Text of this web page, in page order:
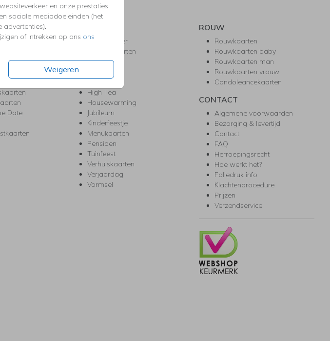
en onze prestaties
sociale mediadoeleinden (het
advertenties).
of intrekken op ons ons
Weigeren
Date
Babyshower
Bedankkaarten
Communie
High Tea
Housewarming
Jubileum
Kinderfeestje
Menukaarten
Pensioen
Tuinfeest
Verhuiskaarten
Verjaardag
Vormsel
ROUW
Rouwkaarten
Rouwkaarten baby
Rouwkaarten man
Rouwkaarten vrouw
Condoleancekaarten
CONTACT
Algemene voorwaarden
Bezorging & levertijd
Contact
FAQ
Herroepingsrecht
Hoe werkt het?
Foliedruk info
Klachtenprocedure
Prijzen
Verzendservice